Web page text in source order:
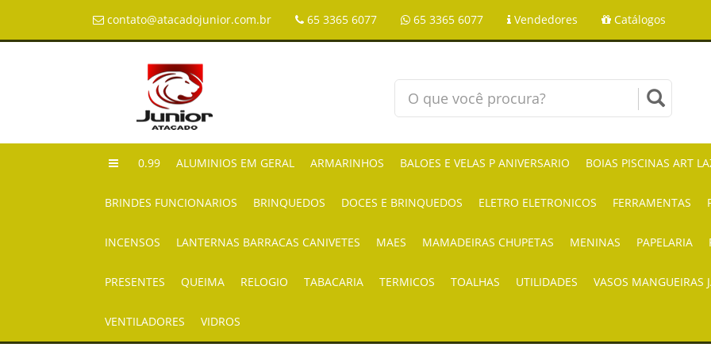
contato@atacadojunior.com.br 65 3365 6077 65 3365 6077 Vendedores Catálogos
0.99 ALUMINIOS EM GERAL ARMARINHOS BALOES E VELAS P ANIVERSARIO BOIAS PISCINAS ART
BRINDES FUNCIONARIOS BRINQUEDOS DOCES E BRINQUEDOS ELETRO ELETRONICOS FERRAMENTAS
INCENSOS LANTERNAS BARRACAS CANIVETES MAES MAMADEIRAS CHUPETAS MENINAS PAPELARIA
PRESENTES QUEIMA RELOGIO TABACARIA TERMICOS TOALHAS UTILIDADES VASOS MANGUEIRAS
VENTILADORES VIDROS